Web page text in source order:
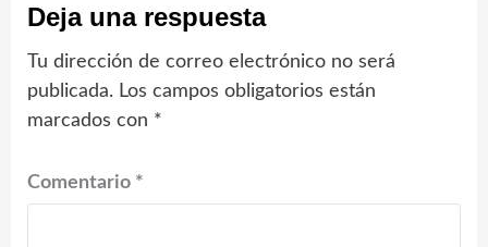
Deja una respuesta
Tu dirección de correo electrónico no será
publicada. Los campos obligatorios están
marcados con *
Comentario *